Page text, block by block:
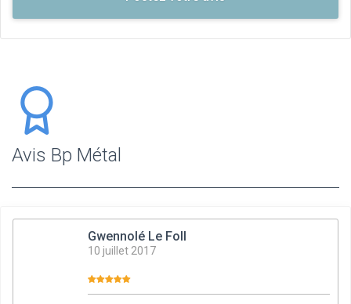
Avis Bp Métal
Gwennolé Le Foll
10 juillet 2017